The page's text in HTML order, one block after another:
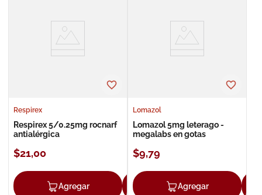
Respirex
Respirex 5/0.25mg rocnarf
antialérgica
$21,00
Agregar Agregar
Lomazol
Lomazol 5mg leterago -
megalabs en gotas
$9,79
Agregar
roche posay
pañales